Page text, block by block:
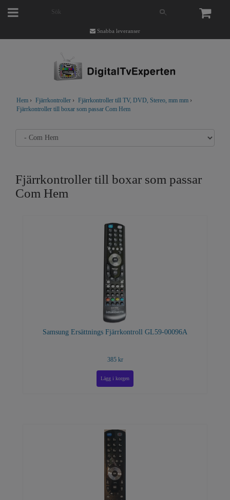
Snabba leveranser
Hem › Fjärrkontroller › Fjärrkontroller till TV, DVD, Stereo, mm mm ›
Fjärrkontroller till boxar som passar Com Hem
Fjärrkontroller till boxar som passar
Com Hem
Samsung Ersättnings Fjärrkontroll GL59-00096A
385 kr